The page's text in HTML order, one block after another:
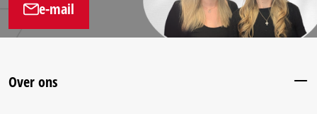
e-mail
Over ons